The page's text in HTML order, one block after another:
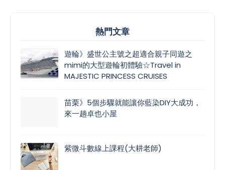
熱門文章
遊輪》盛世公主號之超適合親子同遊之
mimi的大型遊輪初體驗☆Travel in
MAJESTIC PRINCESS CRUISES
苗栗》5個步驟就能讓你藍染DIY大成功，
來一趟卓也小屋
紫微斗數線上課程(大耕老師)